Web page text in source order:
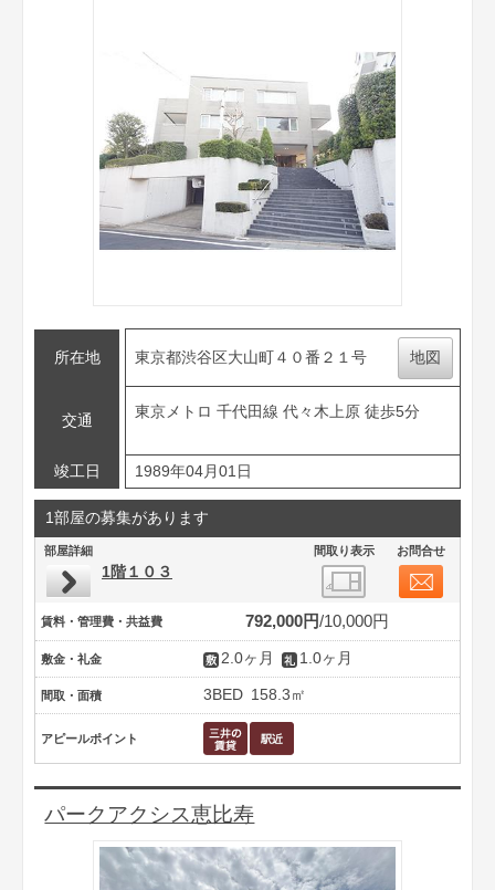
所在地 東京都渋谷区大山町４０番２１号 地図
交通
東京メトロ 千代田線 代々木上原 徒歩5分
竣工日 1989年04月01日
1部屋の募集があります
部屋詳細 間取り表示 お問合せ
1階１０３
賃料・管理費・共益費 792,000円 10,000円
敷金・礼金 2.0ヶ月 1.0ヶ月
間取・面積 3BED 158.3㎡
アピールポイント
パークアクシス恵比寿